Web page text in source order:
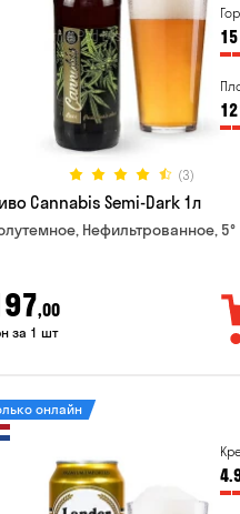
15
12
(3)
Cannabis Semi-Dark 1л
Нефильтрованное, 5°
,00
за 1 шт
онлайн